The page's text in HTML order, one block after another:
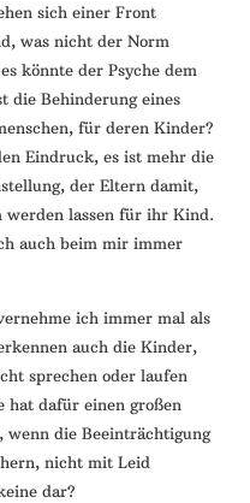
sich einer Front
was nicht der Norm
könnte der Psyche dem
die Behinderung eines
für deren Kinder?
Eindruck, es ist mehr die
der Eltern damit,
werden lassen für ihr Kind.
auch beim mir immer
ich immer mal als
auch die Kinder,
sprechen oder laufen
hat dafür einen großen
wenn die Beeinträchtigung
nicht mit Leid
dar?